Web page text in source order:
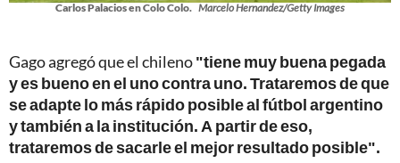
Carlos Palacios en Colo Colo. Marcelo Hernandez/Getty Images
Gago agregó que el chileno"tiene muy buena pegada
y es bueno en el uno contra uno. Trataremos de que
se adapte lo más rápido posible al fútbol argentino
y también a la institución. A partir de eso,
trataremos de sacarle el mejor resultado posible".